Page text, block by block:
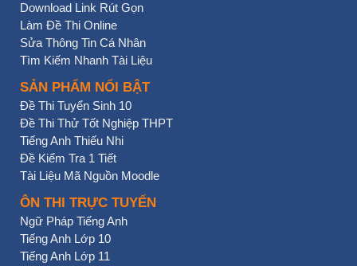
Download Link Rút Gọn
Làm Đề Thi Online
Sửa Thông Tin Cá Nhân
Tìm Kiếm Nhanh Tài Liệu
SẢN PHẨM NỔI BẬT
Đề Thi Tuyển Sinh 10
Đề Thi Thử Tốt Nghiệp THPT
Tiếng Anh Thiếu Nhi
Đề Kiểm Tra 1 Tiết
Tài Liệu Mã Nguồn Moodle
ÔN THI TRỰC TUYẾN
Ngữ Pháp Tiếng Anh
Tiếng Anh Lớp 10
Tiếng Anh Lớp 11